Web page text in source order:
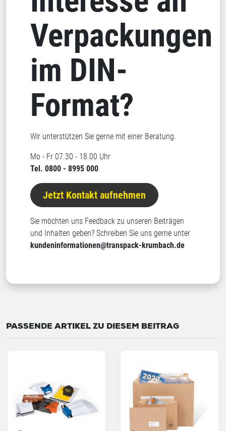
Verpackungen
im DIN-
Format?
Wir unterstützen Sie gerne mit einer Beratung.
Mo - Fr 07.30 - 18.00 Uhr
Tel. 0800 - 8995 000
Jetzt Kontakt aufnehmen
Sie möchten uns Feedback zu unseren Beiträgen
und Inhalten geben? Schreiben Sie uns gerne unter
kundeninformationen@transpack-krumbach.de
PASSENDE ARTIKEL ZU DIESEM BEITRAG